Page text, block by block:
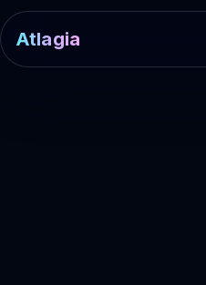
Atlagia